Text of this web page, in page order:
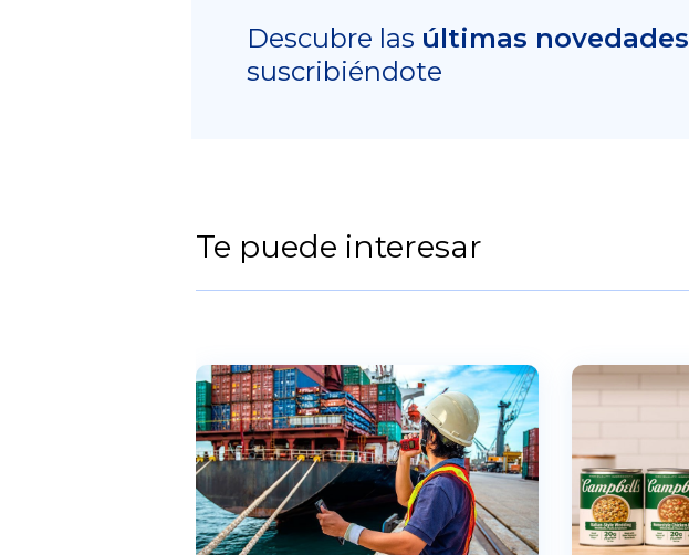
Descubre las últimas novedades
suscribiéndote
Te puede interesar